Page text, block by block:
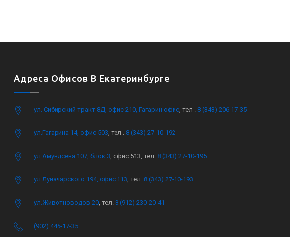
Адреса Офисов В Екатеринбурге
ул. Сибирский тракт 8Д, офис 210, Гагарин офис, тел . 8 (343) 206-17-35
ул.Гагарина 14, офис 503, тел . 8 (343) 27-10-192
ул.Амундсена 107, блок 3, офис 513, тел. 8 (343) 27-10-195
ул.Луначарского 194, офис 113, тел. 8 (343) 27-10-193
ул.Животноводов 20, тел. 8 (912) 230-20-41
(902) 446-17-35